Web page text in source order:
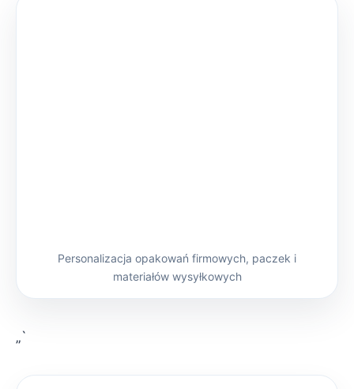
Personalizacja opakowań firmowych, paczek i
materiałów wysyłkowych
„`